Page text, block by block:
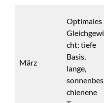
März
Optimales
Gleichgewi
cht: tiefe
Basis,
lange,
sonnenbes
chienene